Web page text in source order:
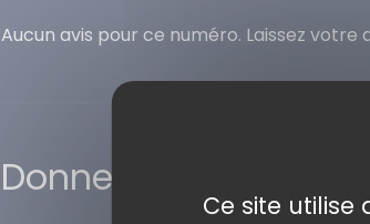
Ce site
Aucun avis pour ce numéro. Laissez
Donner votre avis